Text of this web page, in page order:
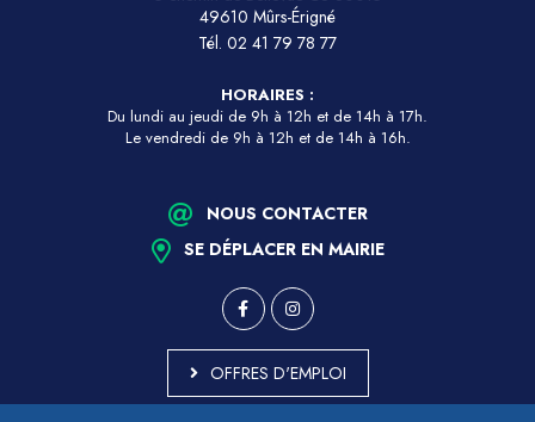
49610 Mûrs-Érigné
Tél. 02 41 79 78 77
HORAIRES :
Du lundi au jeudi de 9h à 12h et de 14h à 17h.
Le vendredi de 9h à 12h et de 14h à 16h.
NOUS CONTACTER
SE DÉPLACER EN MAIRIE
OFFRES D'EMPLOI